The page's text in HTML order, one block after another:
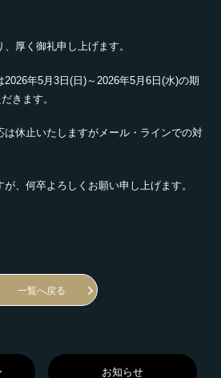
厚く御礼申し上げます。
年5月3日(日)～2026年5月6日(水)の期
きます。
は休止いたしますがメール・ラインでの対
、何卒よろしくお願い申し上げます。
一覧へ戻る
お知らせ